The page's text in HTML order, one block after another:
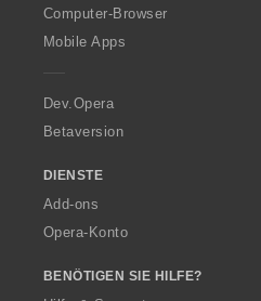
O
p
a
Computer-Browser
Mobile Apps
Dev.Opera
Betaversion
DIENSTE
Add-ons
Opera-Konto
BENÖTIGEN SIE HILFE?